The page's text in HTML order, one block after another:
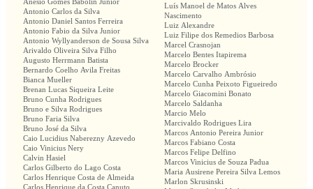
Anesio Gomes Babolin Junior
Antonio Carlos da Silva
Antonio Daniel Santos Ferreira
Antonio Fabio da Silva Junior
Antonio Wyllyanderson de Sousa Silva
Arivaldo Oliveira Silva Filho
Augusto Herrmann Batista
Bernardo Coelho Avila Freitas
Bianca Mueller
Brenan Lucas Siqueira Leite
Bruno Cunha Rodrigues
Bruno e Silva Rodrigues
Bruno Faria Silva
Bruno José da Silva
Caio Lucidius Naberezny Azevedo
Caio Vinicius Nery
Calvin Hasiel
Carlos Gilberto do Lago Costa
Carlos Henrique Costa de Almeida
Carlos Henrique da Costa Canuto
Luís Manoel de Matos Alves
Nascimento
Luiz Alexandre
Luiz Filipe dos Remedios Barbosa
Marcel Crasnojan
Marcelo Bentes Itapirema
Marcelo Brocker
Marcelo Carvalho Ambrósio
Marcelo Cunha Peixoto Figueiredo
Marcelo Giacomini Bonato
Marcelo Saldanha
Marcio Melo
Marcivaldo Rodrigues Lira
Marcos Antonio Pereira Junior
Marcos Fabiano Costa
Marcos Felipe Delfino
Marcos Vinicius de Souza Padua
Maria Ausirene Pereira Silva Lemos
Marlon Skrusinski